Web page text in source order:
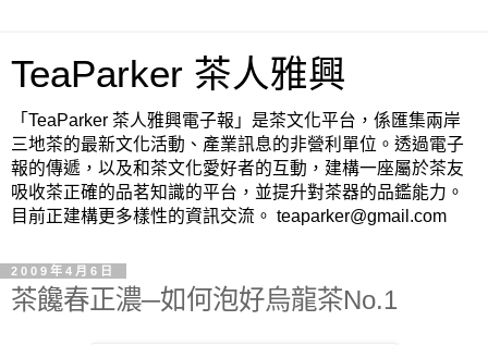
TeaParker 茶人雅興
「TeaParker 茶人雅興電子報」是茶文化平台，係匯集兩岸
三地茶的最新文化活動、產業訊息的非營利單位。透過電子
報的傳遞，以及和茶文化愛好者的互動，建構一座屬於茶友
吸收茶正確的品茗知識的平台，並提升對茶器的品鑑能力。
目前正建構更多樣性的資訊交流。 teaparker@gmail.com
2009年4月6日
茶饞春正濃─如何泡好烏龍茶No.1